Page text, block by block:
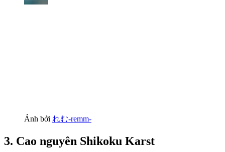
Ảnh bởi れむ-remm-
3. Cao nguyên Shikoku Karst